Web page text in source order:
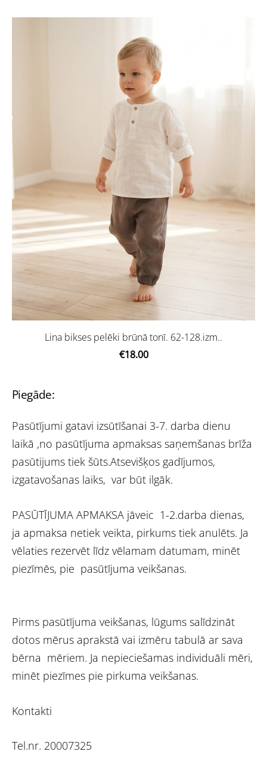
Piegāde:
Pasūtījumi gatavi izsūtīšanai 3-7. darba dienu
laikā ,no pasūtījuma apmaksas saņemšanas brīža
pasūtijums tiek šūts.Atsevišķos gadījumos,
izgatavošanas laiks, var būt ilgāk.
PASŪTĪJUMA APMAKSA jāveic 1-2.darba dienas,
ja apmaksa netiek veikta, pirkums tiek anulēts. Ja
vēlaties rezervēt līdz vēlamam datumam, minēt
piezīmēs, pie pasūtījuma veikšanas.
Pirms pasūtījuma veikšanas, lūgums salīdzināt
dotos mērus aprakstā vai izmēru tabulā ar sava
bērna mēriem. Ja nepieciešamas individuāli mēri,
minēt piezīmes pie pirkuma veikšanas.
Kontakti
Tel.nr. 20007325
Lina bikses pelēki brūnā tonī. 62-128.izm..
€18.00